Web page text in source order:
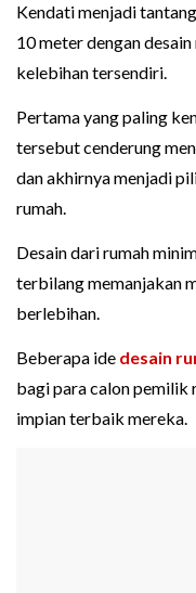
Kendati menjadi
10 meter dengan
kelebihan tersendiri.
Pertama yang paling
tersebut cenderung
dan akhirnya menjadi
rumah.
Desain dari rumah
terbilang memanjakan
berlebihan.
Beberapa ide desain
bagi para calon pemilik
impian terbaik mereka.